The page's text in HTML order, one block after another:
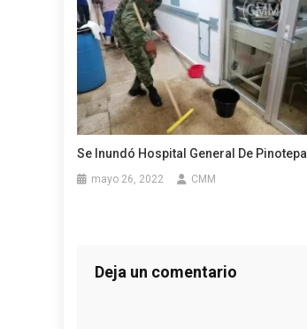
Se Inundó Hospital General De Pinotepa
mayo 26, 2022 CMM
Deja un comentario